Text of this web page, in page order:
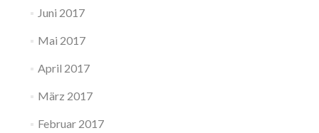
Juni 2017
Mai 2017
April 2017
März 2017
Februar 2017